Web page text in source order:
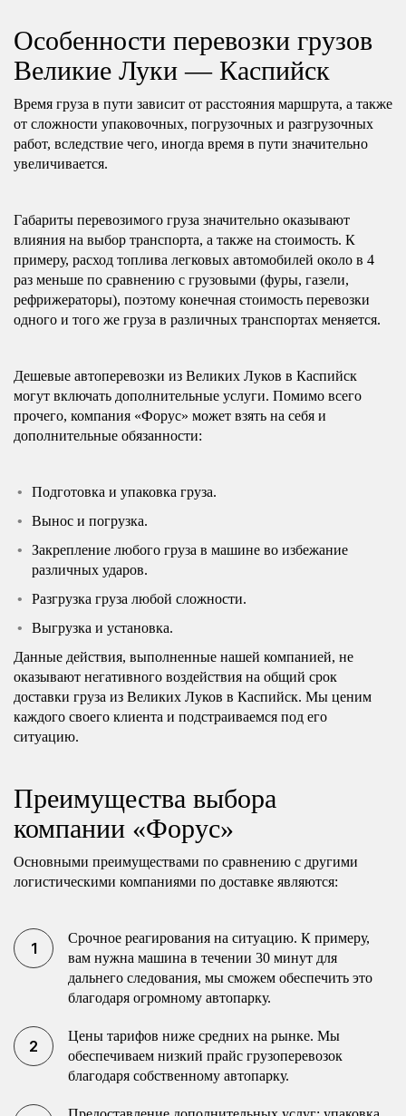
Особенности перевозки грузов
Великие Луки — Каспийск
Время груза в пути зависит от расстояния маршрута, а также
от сложности упаковочных, погрузочных и разгрузочных
работ, вследствие чего, иногда время в пути значительно
увеличивается.
Габариты перевозимого груза значительно оказывают
влияния на выбор транспорта, а также на стоимость. К
примеру, расход топлива легковых автомобилей около в 4
раз меньше по сравнению с грузовыми (фуры, газели,
рефрижераторы), поэтому конечная стоимость перевозки
одного и того же груза в различных транспортах меняется.
Дешевые автоперевозки из Великих Луков в Каспийск
могут включать дополнительные услуги. Помимо всего
прочего, компания «Форус» может взять на себя и
дополнительные обязанности:
Подготовка и упаковка груза.
Вынос и погрузка.
Закрепление любого груза в машине во избежание
различных ударов.
Разгрузка груза любой сложности.
Выгрузка и установка.
Данные действия, выполненные нашей компанией, не
оказывают негативного воздействия на общий срок
доставки груза из Великих Луков в Каспийск. Мы ценим
каждого своего клиента и подстраиваемся под его
ситуацию.
Преимущества выбора
компании «Форус»
Основными преимуществами по сравнению с другими
логистическими компаниями по доставке являются:
Срочное реагирования на ситуацию. К примеру,
вам нужна машина в течении 30 минут для
дальнего следования, мы сможем обеспечить это
благодаря огромному автопарку.
Цены тарифов ниже средних на рынке. Мы
обеспечиваем низкий прайс грузоперевозок
благодаря собственному автопарку.